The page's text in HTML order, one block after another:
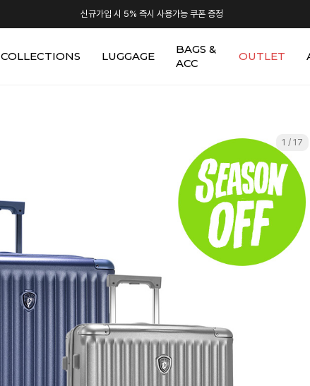
신규가입 시 5% 즉시 사용가능 쿠폰 증정
COLLECTIONS LUGGAGE
BAGS &
ACC
OUTLET
1 / 17